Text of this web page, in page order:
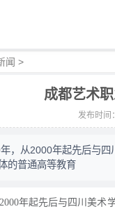
闻 >
成都艺术
发布时间
，从2000年起先后与
的普通高等教育
年起先后与四川美